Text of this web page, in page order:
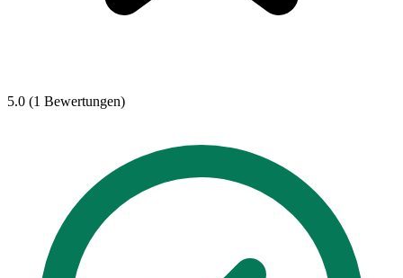
5.0 (1 Bewertungen)